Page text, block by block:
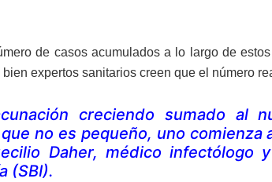
de casos acumulados a lo largo de
bien expertos sanitarios creen que el número
creciendo sumado al
no es pequeño, uno
Daher, médico infectólogo
(SBI).